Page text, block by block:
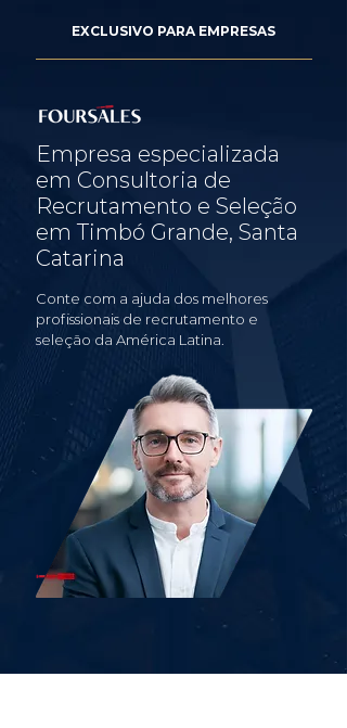
EXCLUSIVO PARA EMPRESAS
Empresa especializada
em Consultoria de
Recrutamento e Seleção
em Timbó Grande, Santa
Catarina
Conte com a ajuda dos melhores
profissionais de recrutamento e
seleção da América Latina.